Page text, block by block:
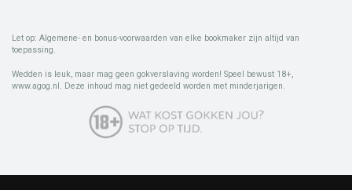
Let op: Algemene- en bonus-voorwaarden van elke bookmaker zijn altijd van
toepassing.
Wedden is leuk, maar mag geen gokverslaving worden! Speel bewust 18+,
www.agog.nl. Deze inhoud mag niet gedeeld worden met minderjarigen.